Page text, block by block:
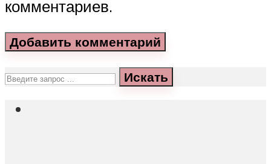
комментариев.
Искать